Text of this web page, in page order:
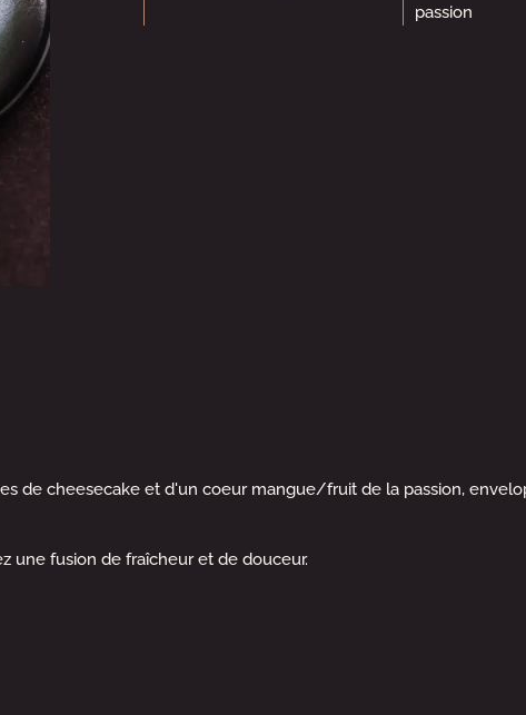
passion
de cheesecake et d'un coeur mangue/fruit de la passion,
une fusion de fraîcheur et de douceur.